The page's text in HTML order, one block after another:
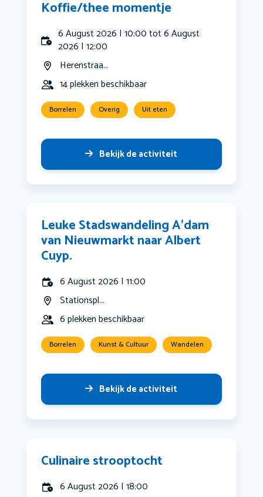
Koffie/thee momentje
6 August 2026 | 10:00 tot 6 August
2026 | 12:00
Herenstraa...
14 plekken beschikbaar
Borrelen Overig Uit eten
Bekijk de activiteit
Leuke Stadswandeling A’dam
van Nieuwmarkt naar Albert
Cuyp.
6 August 2026 | 11:00
Stationspl...
6 plekken beschikbaar
Borrelen Kunst & Cultuur Wandelen
Bekijk de activiteit
Culinaire strooptocht
6 August 2026 | 18:00